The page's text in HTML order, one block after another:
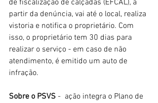
de fiscalização de calçadas (EFCAL), a
partir da denúncia, vai até o local, realiza
vistoria e notifica o proprietário. Com
isso, o proprietário tem 30 dias para
realizar o serviço - em caso de não
atendimento, é emitido um auto de
infração.
Sobre o PSVS -  ação integra o Plano de